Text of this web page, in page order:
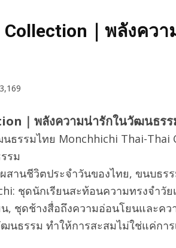
｜พลังคว
3,169
｜พลังความน่ารักในวัฒนธรร
ธรรมไทย Monchhichi Thai-Thai
รม
สานชีวิตประจำวันของไทย, ขนบธร
ชุดนักเรียนสะท้อนความทรงจำวัย
, ชุดช้างสื่อถึงความอ่อนโยนและคว
นธรรม ทำให้การสะสมไม่ใช่แค่กา